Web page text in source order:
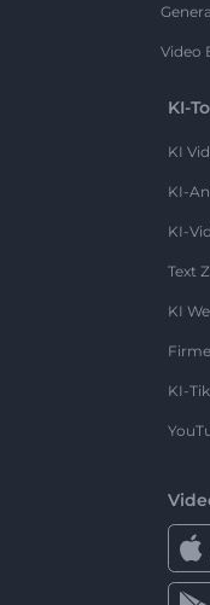
Video
KI-
KI
KI-
KI-
Text
KI
KI-